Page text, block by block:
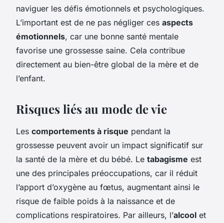
naviguer les défis émotionnels et psychologiques.
L’important est de ne pas négliger ces aspects
émotionnels, car une bonne santé mentale
favorise une grossesse saine. Cela contribue
directement au bien-être global de la mère et de
l’enfant.
Risques liés au mode de vie
Les comportements à risque pendant la
grossesse peuvent avoir un impact significatif sur
la santé de la mère et du bébé. Le tabagisme est
une des principales préoccupations, car il réduit
l’apport d’oxygène au fœtus, augmentant ainsi le
risque de faible poids à la naissance et de
complications respiratoires. Par ailleurs, l’alcool et